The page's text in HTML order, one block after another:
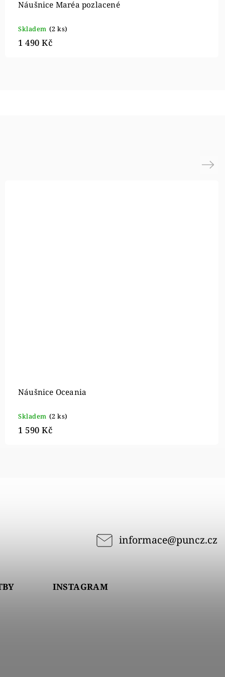
Náušnice Maréa pozlacené
Skladem (2 ks)
1 490 Kč
Náušnice Oceania
Skladem (2 ks)
1 590 Kč
Next
informace@puncz.cz
INSTAGRAM